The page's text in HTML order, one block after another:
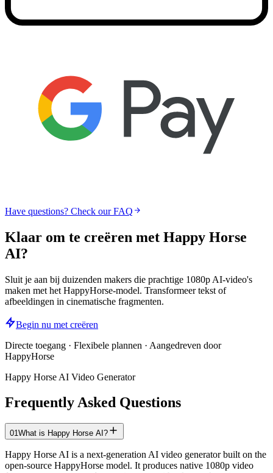
Have questions? Check our FAQ
Klaar om te creëren met Happy Horse
AI?
Sluit je aan bij duizenden makers die prachtige 1080p AI-video's
maken met het HappyHorse-model. Transformeer tekst of
afbeeldingen in cinematische fragmenten.
Begin nu met creëren
Directe toegang · Flexibele plannen · Aangedreven door
HappyHorse
Happy Horse AI Video Generator
Frequently Asked Questions
01What is Happy Horse AI?
Happy Horse AI is a next-generation AI video generator built on the
open-source HappyHorse model. It produces native 1080p video